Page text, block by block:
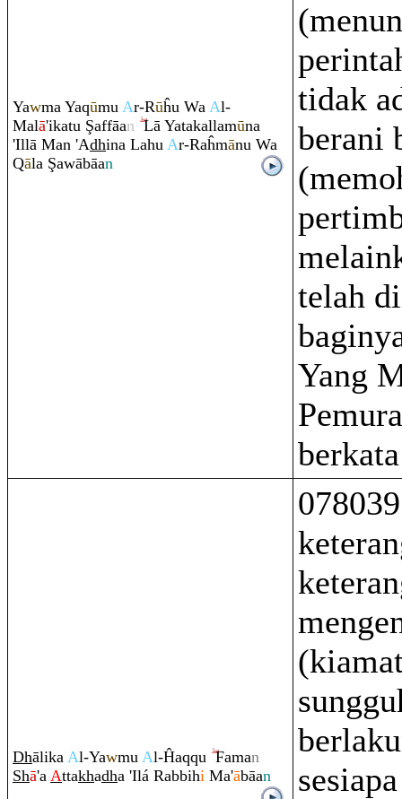
Yawma Yaqūmu Ar-Rūĥu Wa Al-
Malā'ikatu Şaffāan Lā Yatakallamūna
'Illā Man 'Adhina Lahu Ar-Raĥmānu Wa
Qāla Şawābāan
tidak
berani
telah
Yang
Dhālika Al-Yawmu Al-Ĥaqqu Faman
Shā'a Attakhadha 'Ilá Rabbihi Ma'ābāan